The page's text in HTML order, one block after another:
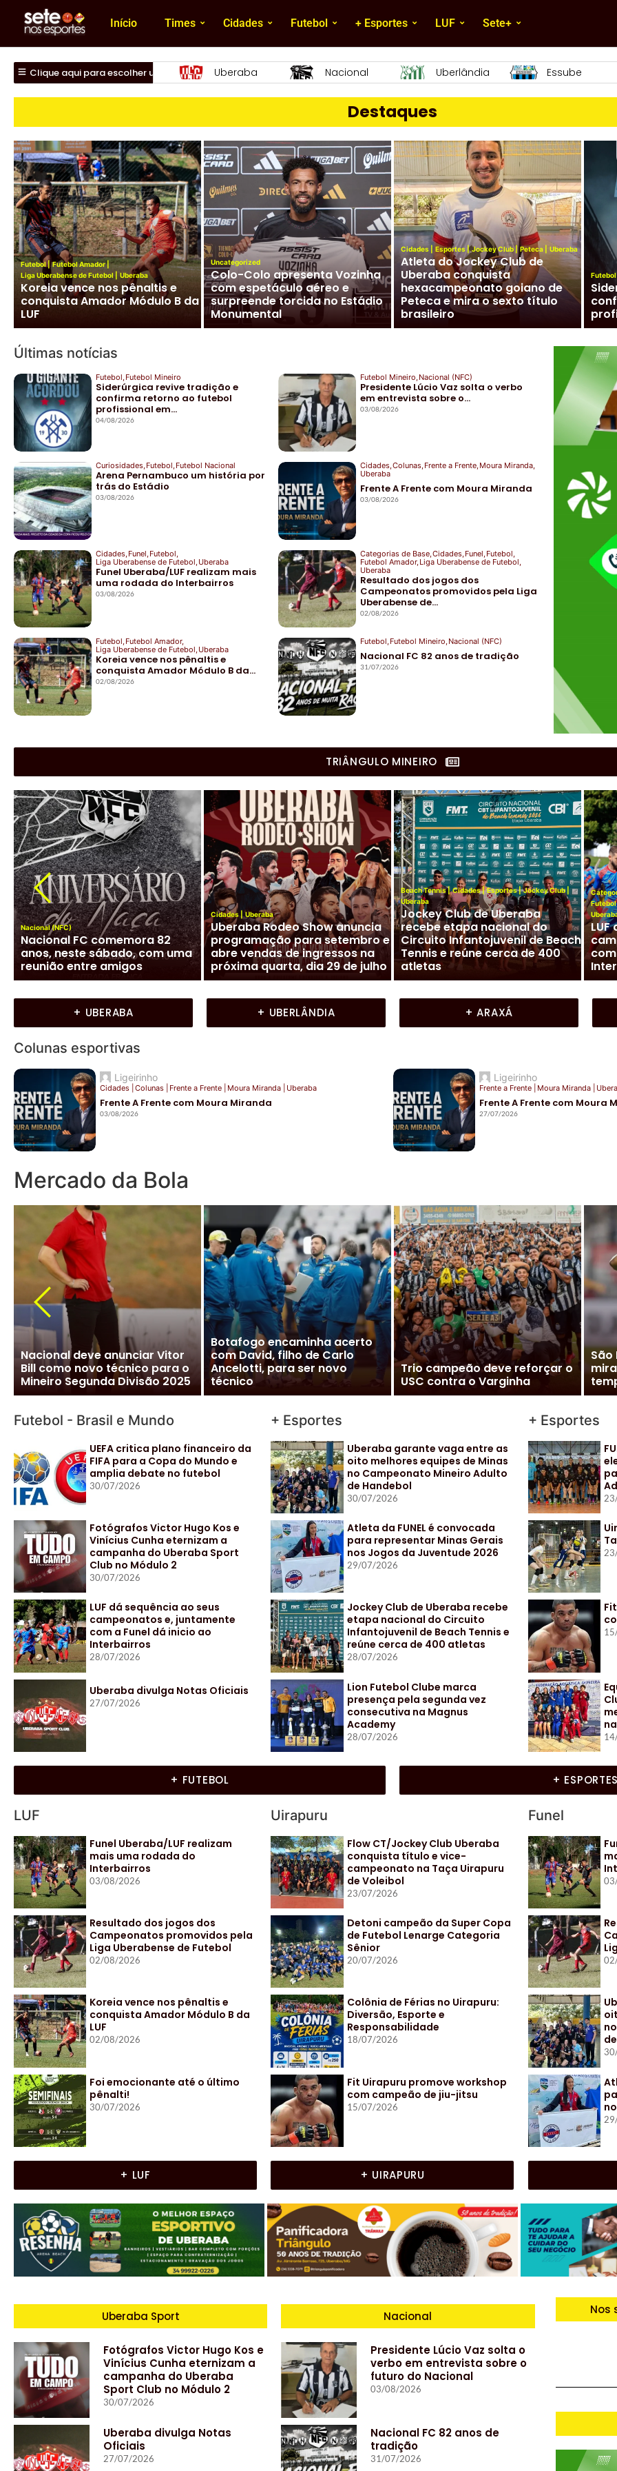
Início Times Cidades Futebol + Esportes LUF Sete+
Clique aqui para escolher um time
Nacional Uberlândia Essube Mamoré URT
Destaques
Futebol| Futebol Amador|
Liga Uberabense de Futebol
Uberaba
Koreia vence nos pênaltis e
conquista Amador Módulo B da
LUF
Uncategorized
Colo-Colo apresenta Vozinha
com espetáculo aéreo e
surpreende torcida no Estádio
Monumental
Cidades Esportes | Jockey Club| Peteca Uberaba
Atleta do Jockey Club de
Uberaba conquista
hexacampeonato goiano de
Peteca e mira o sexto título
brasileiro
Futebol
Futebol Mineiro| Nacional (NFC)
Presidente Lúcio Vaz solta o
verbo em entrevista sobre o
futuro do Nacional
Últimas notícias
Futebol,Futebol Mineiro
Siderúrgica revive tradição e
confirma retorno ao futebol
profissional em…
04/08/2026
Futebol Mineiro,Nacional (NFC)
Presidente Lúcio Vaz solta o verbo
em entrevista sobre o…
03/08/2026
Curiosidades, Futebol Futebol Nacional
Arena Pernambuco um história por
trás do Estádio
03/08/2026
Cidades, Colunas, Frente a Frente, Moura Miranda,
Uberaba
Frente A Frente com Moura Miranda
03/08/2026
Cidades, Funel Futebol
Liga Uberabense de Futebol Uberaba
Funel Uberaba/LUF realizam mais
uma rodada do Interbairros
03/08/2026
Categorias de Base, Cidades, Funel Futebol
Futebol Amador, Liga Uberabense de Futebol
Uberaba
Resultado dos jogos dos
Campeonatos promovidos pela Liga
Uberabense de…
02/08/2026
Futebol,Futebol Amador,
Liga Uberabense de Futebol,Uberaba
Koreia vence nos pênaltis e
conquista Amador Módulo B da…
02/08/2026
Futebol,Futebol Mineiro,Nacional (NFC)
Nacional FC 82 anos de tradição
31/07/2026
TRIÂNGULO MINEIRO
Cidades| Esportes| Jockey Club| Peteca| Uberaba
Atleta do Jockey Club de
Uberaba conquista
hexacampeonato goiano de
Peteca e mira o sexto título
brasileiro
Futebol Mineiro | Nacional (NFC)
Presidente Lúcio Vaz solta o
verbo em entrevista sobre o
futuro do Nacional
Cidades| Colunas| Frente a Frente|
Moura Miranda
| Uberaba
Frente A Frente com Moura
Miranda
Liga
+ UBERABA + UBERLÂNDIA + ARAXÁ
Colunas esportivas
Ligeirinho
Cidades Colunas Frente a Frente Moura Miranda Uberaba
Frente A Frente com Moura Miranda
03/08/2026
Ligeirinho
Frente a Frente Moura Miranda
Frente A Frente com Moura
27/07/2026
Mercado da Bola
CBF desiste de Ancelotti:
salário milionário na Arábia e
impasse com Real Madrid
travam negociação
Ancelotti diz “sim” à Seleção
Brasileira e CBF finaliza
detalhes para oficializar
acordo
Cléber Xavier é o novo técnico
do Santos
Futebol - Brasil e Mundo
UEFA critica plano financeiro da
FIFA para a Copa do Mundo e
amplia debate no futebol
30/07/2026
Fotógrafos Victor Hugo Kos e
Vinícius Cunha eternizam a
campanha do Uberaba Sport
Club no Módulo 2
30/07/2026
LUF dá sequência ao seus
campeonatos e, juntamente
com a Funel dá inicio ao
Interbairros
28/07/2026
Uberaba divulga Notas Oficiais
27/07/2026
+ Esportes
Uberaba garante vaga entre as
oito melhores equipes de Minas
no Campeonato Mineiro Adulto
de Handebol
30/07/2026
Atleta da FUNEL é convocada
para representar Minas Gerais
nos Jogos da Juventude 2026
29/07/2026
Jockey Club de Uberaba recebe
etapa nacional do Circuito
Infantojuvenil de Beach Tennis e
reúne cerca de 400 atletas
28/07/2026
Lion Futebol Clube marca
presença pela segunda vez
consecutiva na Magnus
Academy
28/07/2026
+ Esportes
+ FUTEBOL + ESPORTES
LUF
Funel Uberaba/LUF realizam
mais uma rodada do
Interbairros
03/08/2026
Resultado dos jogos dos
Campeonatos promovidos pela
Liga Uberabense de Futebol
02/08/2026
Koreia vence nos pênaltis e
conquista Amador Módulo B da
LUF
02/08/2026
Foi emocionante até o último
pênalti!
30/07/2026
Uirapuru
Flow CT/Jockey Club Uberaba
conquista título e vice-
campeonato na Taça Uirapuru
de Voleibol
23/07/2026
Detoni campeão da Super Copa
de Futebol Lenarge Categoria
Sênior
20/07/2026
Colônia de Férias no Uirapuru:
Diversão, Esporte e
Responsabilidade
18/07/2026
Fit Uirapuru promove workshop
com campeão de jiu-jitsu
15/07/2026
Funel
+ LUF + UIRAPURU
Uberaba Sport
Fotógrafos Victor Hugo Kos e
Vinícius Cunha eternizam a
campanha do Uberaba
Sport Club no Módulo 2
30/07/2026
Uberaba divulga Notas
Oficiais
27/07/2026
Nacional
Presidente Lúcio Vaz solta o
verbo em entrevista sobre o
futuro do Nacional
03/08/2026
Nacional FC 82 anos de
tradição
31/07/2026
Nos